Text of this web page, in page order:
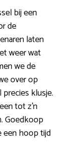
bij een
de
laten
weer wat
we de
over op
klusje.
tot z’n
Goedkoop
een hoop tijd